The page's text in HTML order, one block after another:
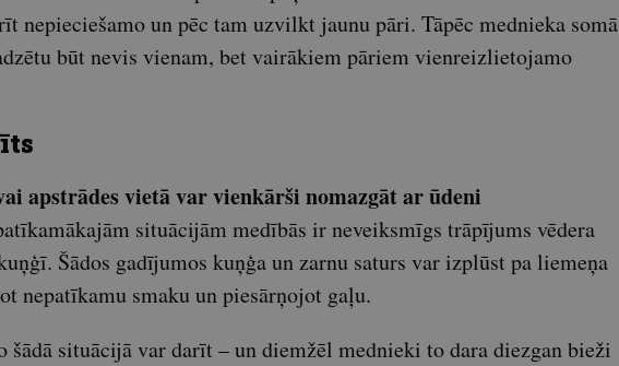
nepieciešamo un pēc tam uzvilkt jaunu pāri. Tāpēc mednieka somā
būt nevis vienam, bet vairākiem pāriem vienreizlietojamo
apstrādes vietā var vienkārši nomazgāt ar ūdeni
situācijām medībās ir neveiksmīgs trāpījums vēdera
Šādos gadījumos kuņģa un zarnu saturs var izplūst pa liemeņa
nepatīkamu smaku un piesārņojot gaļu.
šādā situācijā var darīt – un diemžēl mednieki to dara diezgan bieži